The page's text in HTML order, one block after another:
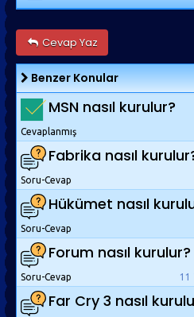
Cevap Yaz
Benzer Konular
MSN nasıl kurulur?
Cevaplanmış
Fabrika nasıl
Soru-Cevap
Hükümet nasıl
Soru-Cevap
Forum nasıl kurulur?
11
Soru-Cevap
Far Cry 3 nasıl